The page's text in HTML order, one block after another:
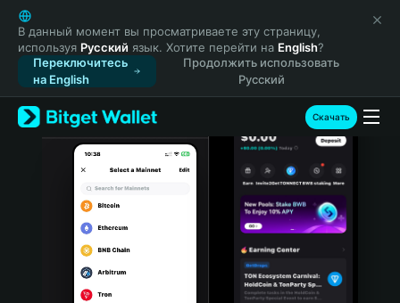
English
日本語
Tiếng Việt
Русский
Español (Latinoamérica)
Türkçe
Italiano
Português (Portugal)
Bahasa Indonesia
В данный момент вы просматриваете эту страницу,
используя Русский язык. Хотите перейти на English?
Переключитесь
на English
Продолжить использовать
Русский
Скачать